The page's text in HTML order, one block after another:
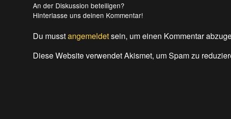
An der Diskussion beteiligen?
Hinterlasse uns deinen Kommentar!
Du musstangemeldetsein, um einen Kommentar
Diese Website verwendet Akismet, um Spam zu